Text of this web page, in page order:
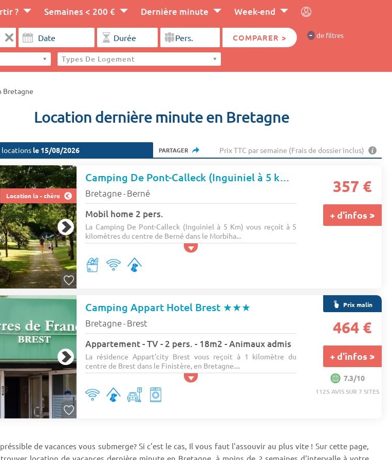
? Semaines < 200 € Dernière minute Week-end
COMPARER > - de filtres
Types De Logement
Bretagne
Location dernière minute en Bretagne
locations le 15/08/2026 PARTAGER Prix TTC par semaine (Frais de dossier inclus)
Location la - chère
Camping De Pont-Calleck (Inguiniel à 5 km)
Bretagne- Berné
Mobil home 2 pers.
La Camping De Pont-Calleck (Inguiniel à 5 Km) vous reçoit à 5
kilomètres du centre de Berné dans le Morbiha...
357 €
+ d'infos >
Camping Appart Hotel Brest ★★★
Bretagne- Brest
Appartement - TV - 2 pers. - 18m2 - Animaux admis
La résidence Appart'city Brest vous reçoit à 1 kilomètre du
centre de Brest dans le Finistère, en Bretagne....
Prix malin
464 €
+ d'infos >
7.3/10
1125 AVIS SUR 7 SITES
de vacances vous submerge? Si c'est le cas, Il vous faut l'assouvir au plus vite ! Sur cette page,
location de vacances dernière minute en Bretagne, à moins de 2 semaines d'intervalle à votre